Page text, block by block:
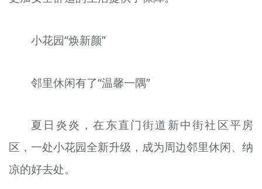
小花园“焕新颜”
邻里休闲有了“温馨一隅”
夏日炎炎，在东直门街道新中街社区平房
区，一处小花园全新升级，成为周边邻里休闲、纳
凉的好去处。